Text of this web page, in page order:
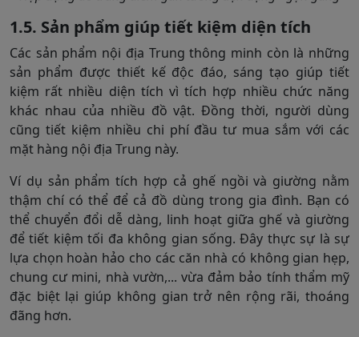
1.5. Sản phẩm giúp tiết kiệm diện tích
Các sản phẩm nội địa Trung thông minh còn là những
sản phẩm được thiết kế độc đáo, sáng tạo giúp tiết
kiệm rất nhiều diện tích vì tích hợp nhiều chức năng
khác nhau của nhiều đồ vật. Đồng thời, người dùng
cũng tiết kiệm nhiều chi phí đầu tư mua sắm với các
mặt hàng nội địa Trung này.
Ví dụ sản phẩm tích hợp cả ghế ngồi và giường nằm
thậm chí có thể để cả đồ dùng trong gia đình. Bạn có
thể chuyển đổi dễ dàng, linh hoạt giữa ghế và giường
để tiết kiệm tối đa không gian sống. Đây thực sự là sự
lựa chọn hoàn hảo cho các căn nhà có không gian hẹp,
chung cư mini, nhà vườn,... vừa đảm bảo tính thẩm mỹ
đặc biệt lại giúp không gian trở nên rộng rãi, thoáng
đãng hơn.